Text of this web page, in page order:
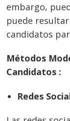
embargo,
puede
candidatos
Métodos
Candidatos :
Redes